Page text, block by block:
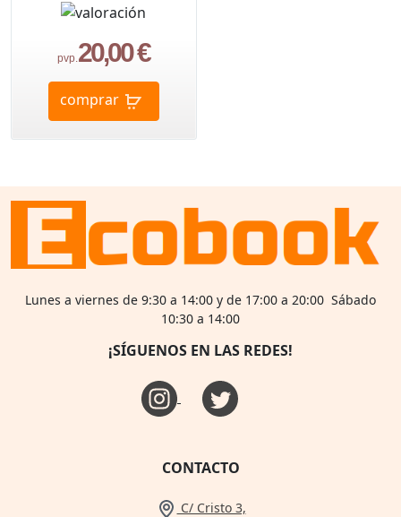
pvp. 20,00 €
comprar
Lunes a viernes de 9:30 a 14:00 y de 17:00 a 20:00 Sábado
10:30 a 14:00
¡SÍGUENOS EN LAS REDES!
CONTACTO
C/ Cristo 3,